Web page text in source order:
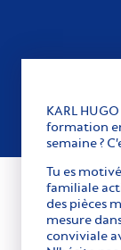
KARL
formation
semaine ?
Tu es
familiale
des pièces
mesure
conviviale